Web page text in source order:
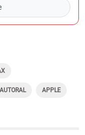
AUTORAL APPLE